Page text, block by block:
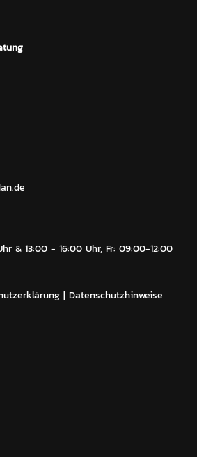
& 13:00 - 16:00 Uhr, Fr: 09:00-12:00
| Datenschutzhinweise